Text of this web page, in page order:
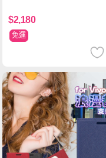
$2,180
免運